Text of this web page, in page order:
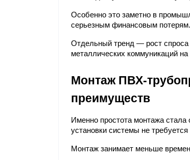
Особенно это заметно в
серьезным финансовым потерям.
Отдельный тренд — рост спроса
металлических коммуникаций
Монтаж ПВХ-
преимуществ
Именно простота монтажа
установки системы не
Монтаж занимает меньше